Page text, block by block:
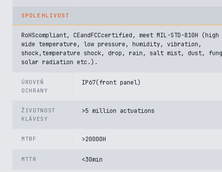
SPOLEHLIVOST
RoHScompliant, CEandFCCcertified, meet MIL-STD-810H
wide temperature, low pressure, humidity, vibration,
shock,temperature shock, drop, rain, salt mist, dust,
solar radiation etc.).
ÚROVEŇ
OCHRANY
IP67(front panel)
ŽIVOTNOST
KLÁVESY
>5 million actuations
MTBF >20000H
MTTR <30min